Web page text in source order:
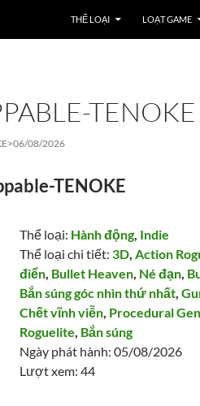
THỂ LOẠI LOẠT GAME
TENOKE
06/08/2026
TENOKE
Thể loại: Hành động, Indie
Thể loại chi tiết: 3D,Action
điển, Bullet Heaven, Né đạn,
Bắn súng góc nhìn thứ nhất,
Chết vĩnh viễn, Procedural
Roguelite, Bắn súng
Ngày phát hành: 05/08/2026
Lượt xem: 44